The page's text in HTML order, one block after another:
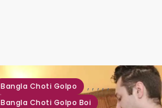
Bangla Choti Golpo ,
Bangla Choti Golpo Boi
, ,,,